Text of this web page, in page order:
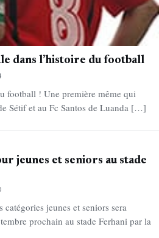
dans l’histoire du football
football ! Une première même qui
Sétif et au Fc Santos de Luanda […]
jeunes et seniors au stade
jeunes et seniors sera
prochain au stade Ferhani par la